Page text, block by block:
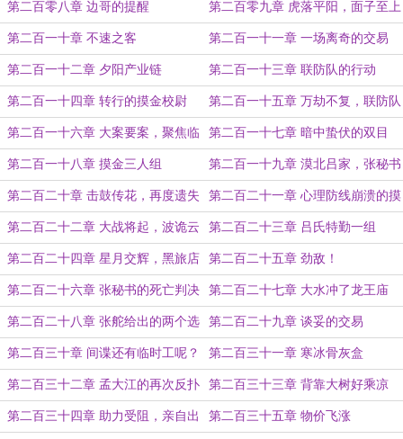
击
第二百零八章 边哥的提醒 第二百零九章 虎落平阳，面子至上
的鲍文光
第二百一十章 不速之客 第二百一十一章 一场离奇的交易
第二百一十二章 夕阳产业链 第二百一十三章 联防队的行动
第二百一十四章 转行的摸金校尉 第二百一十五章 万劫不复，联防队
的抓捕
第二百一十六章 大案要案，聚焦临
江墅
第二百一十七章 暗中蛰伏的双目
第二百一十八章 摸金三人组 第二百一十九章 漠北吕家，张秘书
第二百二十章 击鼓传花，再度遗失
的玉佩
第二百二十一章 心理防线崩溃的摸
金校尉
第二百二十二章 大战将起，波诡云
谲
第二百二十三章 吕氏特勤一组
第二百二十四章 星月交辉，黑旅店
的抓捕
第二百二十五章 劲敌！
第二百二十六章 张秘书的死亡判决 第二百二十七章 大水冲了龙王庙
第二百二十八章 张舵给出的两个选
择
第二百二十九章 谈妥的交易
第二百三十章 间谍还有临时工呢？ 第二百三十一章 寒冰骨灰盒
第二百三十二章 孟大江的再次反扑 第二百三十三章 背靠大树好乘凉
第二百三十四章 助力受阻，亲自出 第二百三十五章 物价飞涨